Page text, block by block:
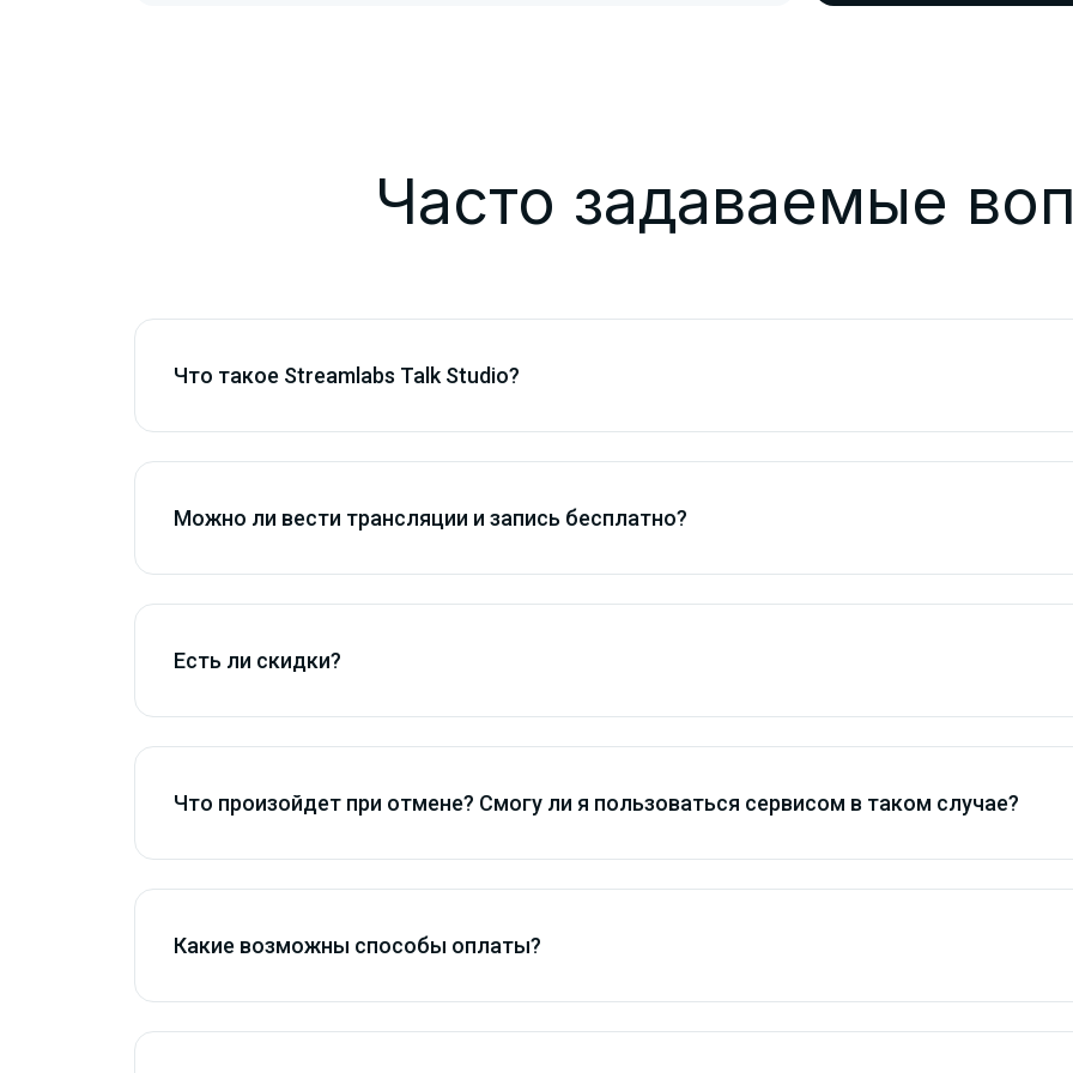
Часто задаваемые
Что такое Streamlabs Talk Studio?
Можно ли вести трансляции и запись бесплатно?
Есть ли скидки?
Что произойдет при отмене? Смогу ли я пользоваться сервисом в таком случае?
Какие возможны способы оплаты?